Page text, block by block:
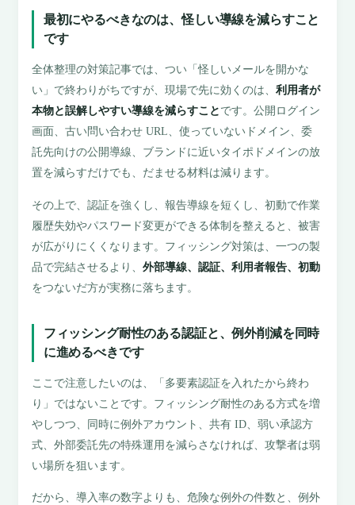
最初にやるべきなのは、怪しい導線を減らすこと
です
全体整理の対策記事では、つい「怪しいメールを開かな
い」で終わりがちですが、現場で先に効くのは、利用者が
本物と誤解しやすい導線を減らすこと です。公開ログイン
画面、古い問い合わせ URL、使っていないドメイン、委
託先向けの公開導線、ブランドに近いタイポドメインの放
置を減らすだけでも、だませる材料は減ります。
その上で、認証を強くし、報告導線を短くし、初動で作業
履歴失効やパスワード変更ができる体制を整えると、被害
が広がりにくくなります。フィッシング対策は、一つの製
品で完結させるより、外部導線、認証、利用者報告、初動
をつないだ方が実務に落ちます。
フィッシング耐性のある認証と、例外削減を同時
に進めるべきです
ここで注意したいのは、「多要素認証を入れたから終わ
り」ではないことです。フィッシング耐性のある方式を増
やしつつ、同時に例外アカウント、共有 ID、弱い承認方
式、外部委託先の特殊運用を減らさなければ、攻撃者は弱
い場所を狙います。
だから、導入率の数字よりも、危険な例外の件数と、例外